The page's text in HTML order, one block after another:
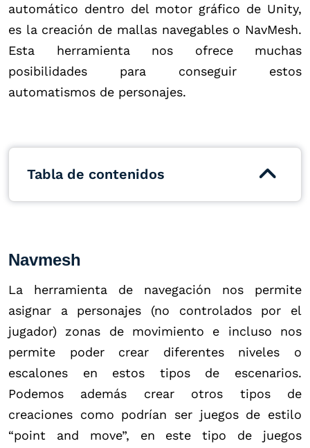
automático dentro del motor gráfico de Unity,
es la creación de mallas navegables o NavMesh.
Esta herramienta nos ofrece muchas
posibilidades para conseguir estos
automatismos de personajes.
Tabla de contenidos
Navmesh
La herramienta de navegación nos permite
asignar a personajes (no controlados por el
jugador) zonas de movimiento e incluso nos
permite poder crear diferentes niveles o
escalones en estos tipos de escenarios.
Podemos además crear otros tipos de
creaciones como podrían ser juegos de estilo
“point and move”, en este tipo de juegos